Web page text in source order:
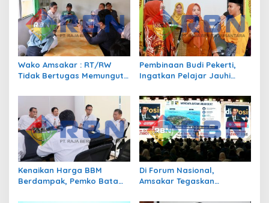
p
o
s
Wako Amsakar : RT/RW
Tidak Bertugas Memungut
Pembinaan Budi Pekerti,
Ingatkan Pelajar Jauhi
Bermedia Sosial
Kenaikan Harga BBM
Berdampak, Pemko Batam
Di Forum Nasional,
Amsakar Tegaskan